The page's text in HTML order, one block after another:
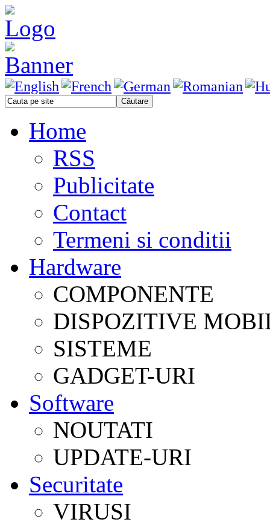
Home
RSS
Publicitate
Contact
Termeni si conditii
Hardware
COMPONENTE
DISPOZITIVE
SISTEME
GADGET-URI
Software
NOUTATI
UPDATE-URI
Securitate
VIRUSI